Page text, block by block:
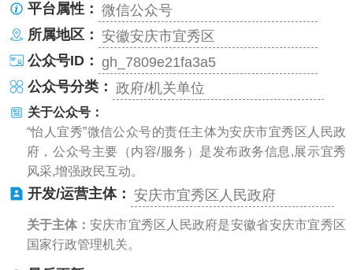
平台属性： 微信公众号
所属地区： 安徽安庆市宜秀区
公众号ID： gh_7809e21fa3a5
公众号分类： 政府/机关单位
关于公众号：
“怡人宜秀”微信公众号的责任主体为安庆市宜秀区人民政
府，公众号主要（内容/服务）是发布政务信息,展示宜秀
风采,增强政民互动。
开发/运营主体： 安庆市宜秀区人民政府
关于主体： 安庆市宜秀区人民政府是安徽省安庆市宜秀区
国家行政管理机关。